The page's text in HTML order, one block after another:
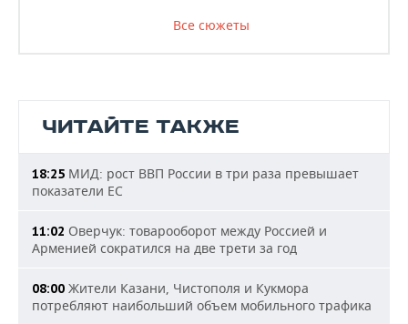
Все сюжеты
ЧИТАЙТЕ ТАКЖЕ
18:25 МИД: рост ВВП России в три раза превышает
показатели ЕС
11:02 Оверчук: товарооборот между Россией и
Арменией сократился на две трети за год
08:00 Жители Казани, Чистополя и Кукмора
потребляют наибольший объем мобильного трафика